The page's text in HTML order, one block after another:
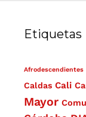
Etiquetas
Afrodescendientes
Caldas Cali
Mayor